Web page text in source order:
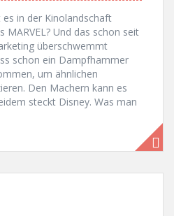
in der Kinolandschaft
MARVEL? Und das schon seit
überschwemmt
schon ein Dampfhammer
um ähnlichen
Den Machern kann es
steckt Disney. Was man